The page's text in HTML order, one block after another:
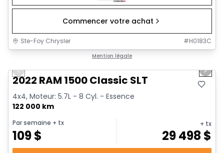
Commencer votre achat
Ste-Foy Chrysler #H0183C
Mention légale
Previous slide Next
2022 RAM 1500 Classic SLT
4x4, Moteur: 5.7L - 8 Cyl. - Essence
122 000 km
Par semaine + tx
109$
+ tx
29 498 $